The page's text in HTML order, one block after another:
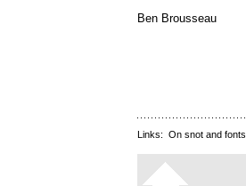
Ben Brousseau
Links: On snot and fonts